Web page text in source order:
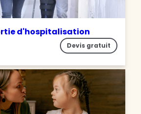
d'hospitalisation
Devis gratuit